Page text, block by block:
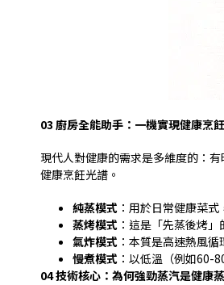
03 廚房全能助手：一機實現健康烹
現代人對健康的需求是多維度的：
健康烹飪光譜。
純蒸模式 ：用於日常健康菜式
蒸烤模式 ：這是「先蒸後烤
氣炸模式 ：本質是高速熱風
慢煮模式 ：以低溫（例如60-
04技術核心：為何強勁蒸汽是健康